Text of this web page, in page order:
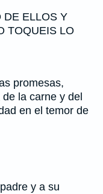
DE ELLOS Y
TOQUEIS LO
promesas,
la carne y del
en el temor de
y a su